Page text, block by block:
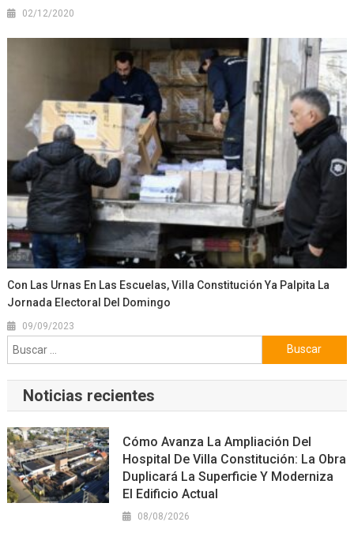
02/12/2020
Con Las Urnas En Las Escuelas, Villa Constitución Ya Palpita La
Jornada Electoral Del Domingo
09/09/2023
Buscar:
Noticias recientes
Cómo Avanza La Ampliación Del
Hospital De Villa Constitución: La Obra
Duplicará La Superficie Y Moderniza
El Edificio Actual
08/08/2026